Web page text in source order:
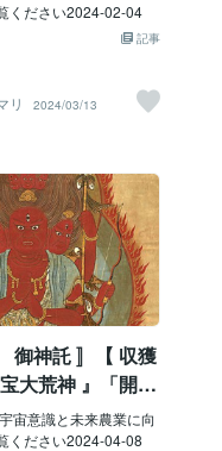
記事
リ
2024/03/13
御神託 〛【 収獲
大荒神 』「開け
い」
宙意識と未来農業に向
ください2024-04-08